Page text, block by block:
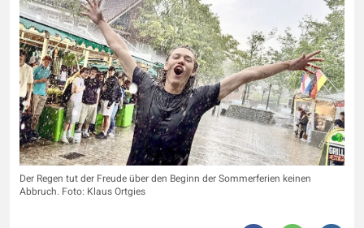
Der Regen tut der Freude über den Beginn der Sommerferien keinen
Abbruch. Foto: Klaus Ortgies